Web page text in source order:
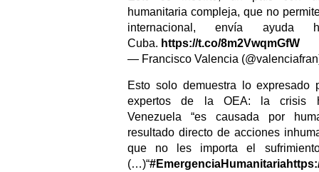
humanitaria compleja, que no
internacional, envía ayuda
Cuba. https://t.co/8m2VwqmGfW
— Francisco Valencia
Esto solo demuestra lo expresado
expertos de la OEA: la crisis
Venezuela “es causada por
resultado directo de acciones
que no les importa el
(…)“#EmergenciaHumanitaria